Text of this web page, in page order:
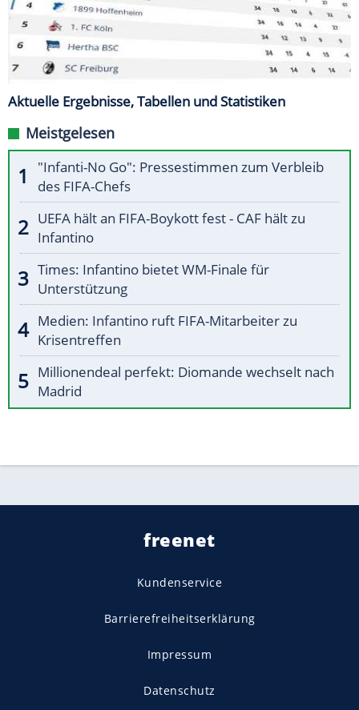
Aktuelle Ergebnisse, Tabellen und Statistiken
Meistgelesen
"Infanti-No Go": Pressestimmen zum Verbleib
des FIFA-Chefs
UEFA hält an FIFA-Boykott fest - CAF hält zu
Infantino
Times: Infantino bietet WM-Finale für
Unterstützung
Medien: Infantino ruft FIFA-Mitarbeiter zu
Krisentreffen
Millionendeal perfekt: Diomande wechselt nach
Madrid
freenet
Kundenservice
Barrierefreiheitserklärung
Impressum
Datenschutz